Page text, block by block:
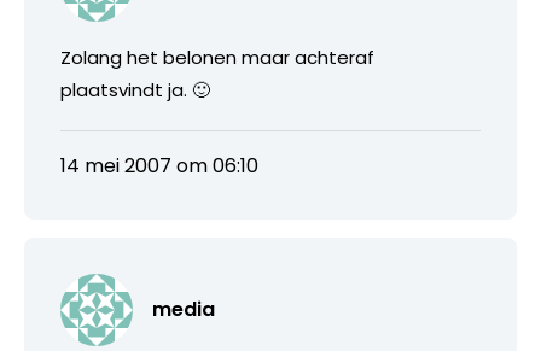
Zolang het belonen maar achteraf
plaatsvindt ja. 🙂
14 mei 2007 om 06:10
media